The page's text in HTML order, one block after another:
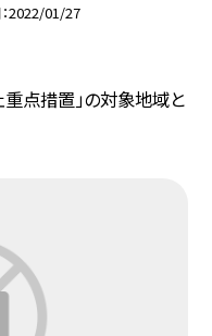
2022/01/27
点措置」の対象地域と